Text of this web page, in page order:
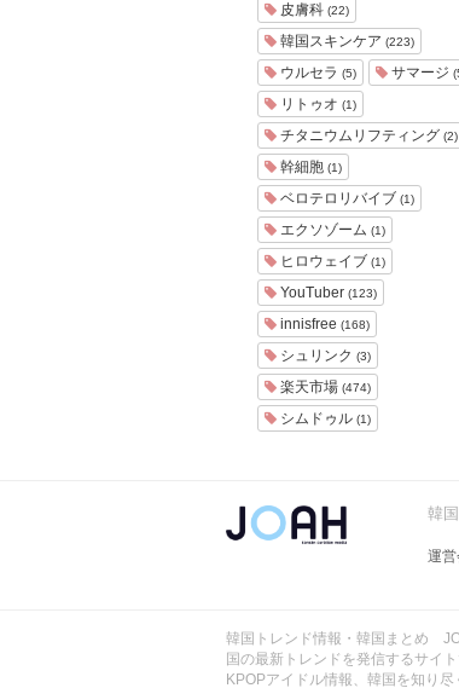
J
O
H
ジ
ョ
ア
皮膚科 (22)
韓国スキンケア (223)
ウルセラ (5) サマージ
リトゥオ (1)
チタニウムリフティング (2)
幹細胞 (1)
ベロテロリバイブ (1)
エクソゾーム (1)
ヒロウェイブ (1)
YouTuber (123)
innisfree (168)
シュリンク (3)
楽天市場 (474)
シムドゥル (1)
韓
運営
韓国トレンド情報・韓国まとめ
国の最新トレンドを発信するサイ
KPOPアイドル情報、韓国を知り